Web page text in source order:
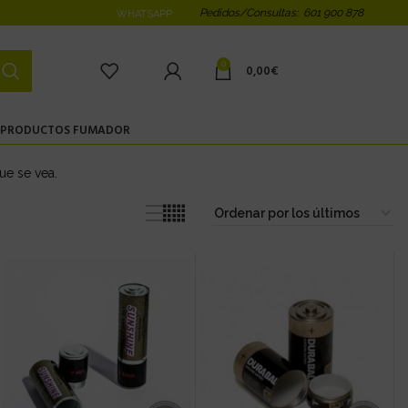
WHATSAPP Pedidos/Consultas: 601 900 878
0 0,00€
PRODUCTOS FUMADOR
se vea.